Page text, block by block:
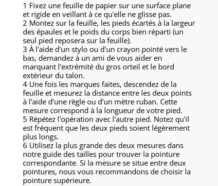
1 Fixez une feuille de papier sur une surface plane
et rigide en veillant à ce qu'elle ne glisse pas.
2 Montez sur la feuille, les pieds écartés à la largeur
des épaules et le poids du corps bien réparti (un
seul pied reposera sur la feuille).
3 À l'aide d'un stylo ou d'un crayon pointé vers le
bas, demandez à un ami de vous aider en
marquant l'extrémité du gros orteil et le bord
extérieur du talon.
4 Une fois les marques faites, descendez de la
feuille et mesurez la distance entre les deux points
à l'aide d'une règle ou d'un mètre ruban. Cette
mesure correspond à la longueur de votre pied.
5 Répétez l'opération avec l'autre pied. Notez qu'il
est fréquent que les deux pieds soient légèrement
plus longs.
6 Utilisez la plus grande des deux mesures dans
notre guide des tailles pour trouver la pointure
correspondante. Si la mesure se situe entre deux
pointures, nous vous recommandons de choisir la
pointure supérieure.